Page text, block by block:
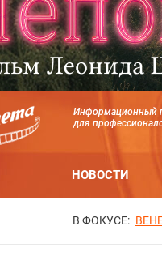
Информационный
для
НОВОСТИ
В ФОКУСЕ: